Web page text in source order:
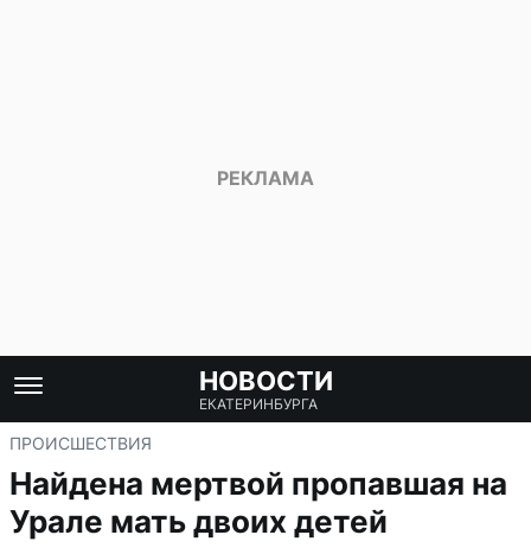
НОВОСТИ
ЕКАТЕРИНБУРГА
ПРОИСШЕСТВИЯ
Найдена мертвой пропавшая на
Урале мать двоих детей